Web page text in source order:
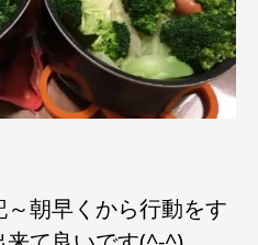
朝早くから行動をす